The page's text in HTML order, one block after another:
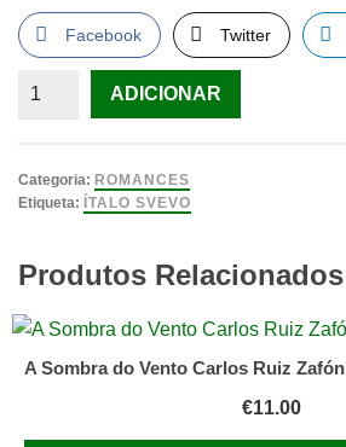
Facebook Twitter
Quantidade
de
Ítalo
ADICIONAR
Categoria: ROMANCES
Etiqueta: ÍTALO SVEVO
Produtos Relacionados
A Sombra do Vento Carlos Ruiz Zafón
€11.00